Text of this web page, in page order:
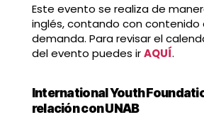
Este evento se realiza de
inglés, contando con contenido
demanda. Para revisar el
del evento puedes irAQUÍ.
International Youth
relación con UNAB